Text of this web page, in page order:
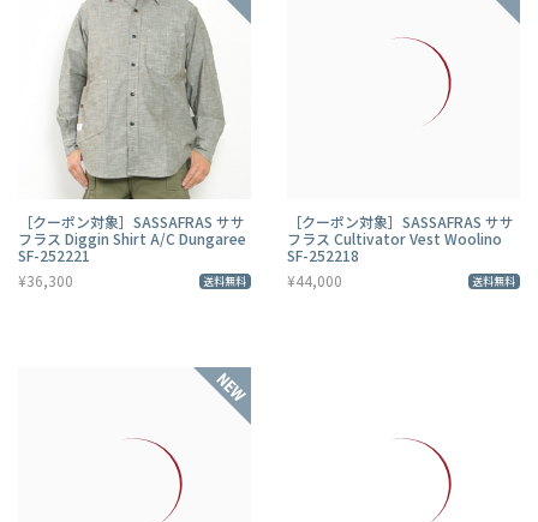
［クーポン対象］SASSAFRAS ササ
フラス Diggin Shirt A/C Dungaree
SF-252221
¥36,300
送料無料
［クーポン対象］SASSAFRAS ササ
フラス Cultivator Vest Woolino
SF-252218
¥44,000
送料無料